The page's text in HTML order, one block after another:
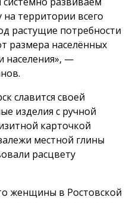
территории всего
растущие потребности
размера населённых
населения», —
славится своей
изделия с ручной
карточкой
местной глины
расцвету
женщины в Ростовской